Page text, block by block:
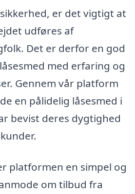
er det vigtigt at
udføres af
Det er derfor en god
med erfaring og
Gennem vår platform
en pålidelig låsesmed i
bevist deres dygtighed
platformen en simpel og
om tilbud fra